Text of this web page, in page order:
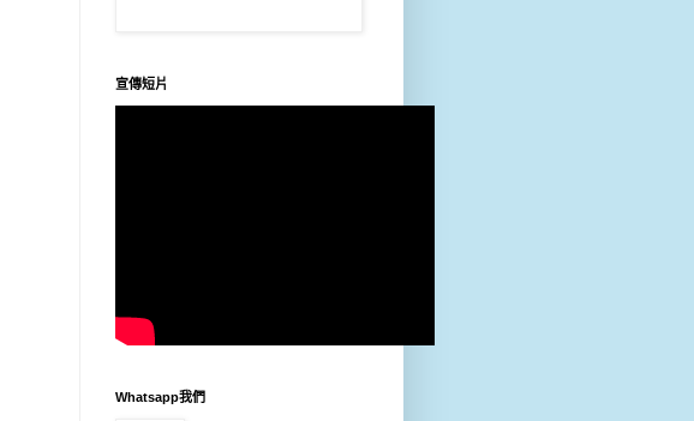
宣傳短片
Whatsapp我們